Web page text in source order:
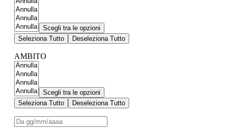
Scegli tra le opzioni
Seleziona Tutto
Deseleziona Tutto
AMBITO
Scegli tra le opzioni
Seleziona Tutto
Deseleziona Tutto